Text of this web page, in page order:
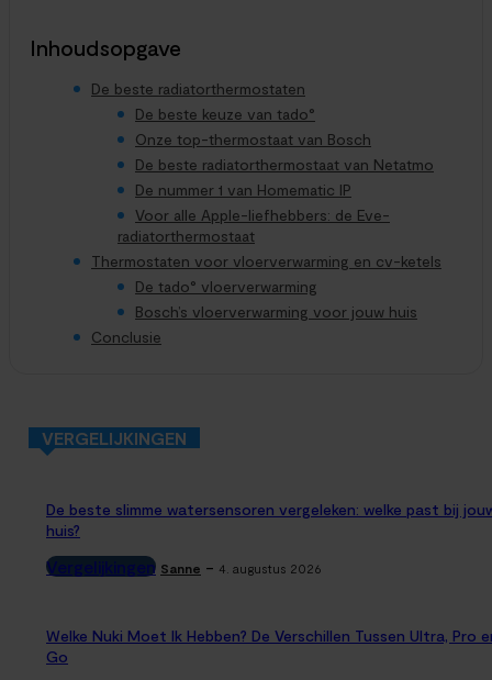
Inhoudsopgave
De beste radiatorthermostaten
De beste keuze van tado°
Onze top-thermostaat van Bosch
De beste radiatorthermostaat van Netatmo
De nummer 1 van Homematic IP
Voor alle Apple-liefhebbers: de Eve-
radiatorthermostaat
Thermostaten voor vloerverwarming en cv-ketels
De tado° vloerverwarming
Bosch’s vloerverwarming voor jouw huis
Conclusie
VERGELIJKINGEN
De beste slimme watersensoren vergeleken: welke past bij
huis?
Vergelijkingen Sanne - 4. augustus 2026
Welke Nuki Moet Ik Hebben? De Verschillen Tussen Ultra, Pro
Go